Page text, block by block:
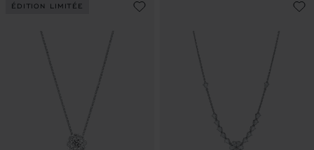
ÉDITION LIMITÉE